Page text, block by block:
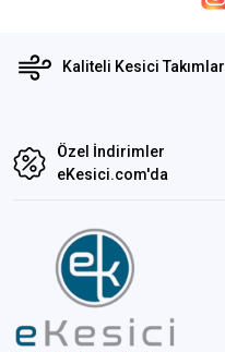
Kaliteli Kesici Takımlar
Özel İndirimler
eKesici.com'da